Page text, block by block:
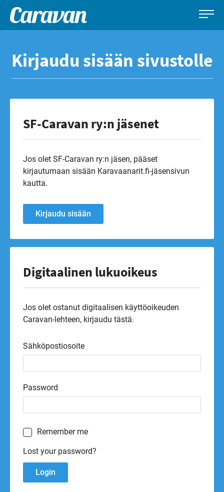
sisältöön
Caravan-
Leirintämatkailun
Kirjaudu sisään sivustolle
SF-Caravan ry:n jäsenet
Jos olet SF-Caravan ry:n jäsen, pääset
kirjautumaan sisään Karavaanarit.fi-jäsensivun
kautta.
Kirjaudu sisään
Digitaalinen lukuoikeus
Jos olet ostanut digitaalisen käyttöoikeuden
Caravan-lehteen, kirjaudu tästä.
Sähköpostiosoite
Password
Remember me
Lost your password?